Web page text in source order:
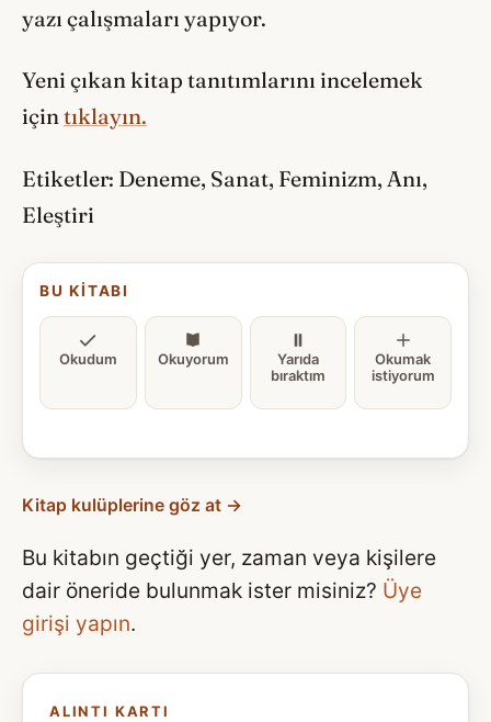
yazı çalışmaları yapıyor.
Yeni çıkan kitap tanıtımlarını incelemek
içintıklayın.
Etiketler: Deneme, Sanat, Feminizm, Anı,
Eleştiri
BU KITABI
Okudum Okuyorum
Yarıda
bıraktım
Okumak
istiyorum
Kitap kulüplerine göz at →
Bu kitabın geçtiği yer, zaman veya kişilere
dair öneride bulunmak ister misiniz? Üye
girişi yapın.
ALINTI KARTI